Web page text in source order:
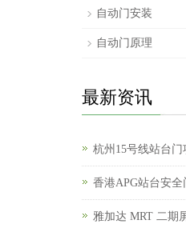
自动门安装
自动门原理
最新资讯
杭州15号线站台
香港APG站台安
雅加达 MRT 二期